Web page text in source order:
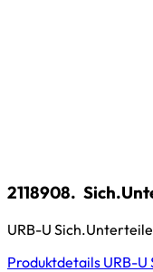
2118908.
URB-U
Produktdetails URB-U